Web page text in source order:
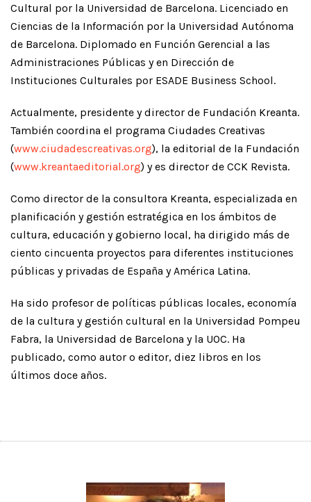
Cultural por la Universidad de Barcelona. Licenciado en
Ciencias de la Información por la Universidad Autónoma
de Barcelona. Diplomado en Función Gerencial a las
Administraciones Públicas y en Dirección de
Instituciones Culturales por ESADE Business School.
Actualmente, presidente y director de Fundación Kreanta.
También coordina el programa Ciudades Creativas
(www.ciudadescreativas.org), la editorial de la Fundación
(www.kreantaeditorial.org) y es director de CCK Revista.
Como director de la consultora Kreanta, especializada en
planificación y gestión estratégica en los ámbitos de
cultura, educación y gobierno local, ha dirigido más de
ciento cincuenta proyectos para diferentes instituciones
públicas y privadas de España y América Latina.
Ha sido profesor de políticas públicas locales, economía
de la cultura y gestión cultural en la Universidad Pompeu
Fabra, la Universidad de Barcelona y la UOC. Ha
publicado, como autor o editor, diez libros en los
últimos doce años.